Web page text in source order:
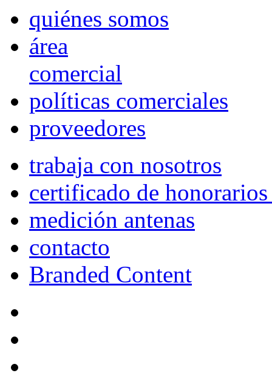
quiénes somos
área
comercial
políticas comerciales
proveedores
trabaja con nosotros
certificado de
medición antenas
contacto
Branded Content